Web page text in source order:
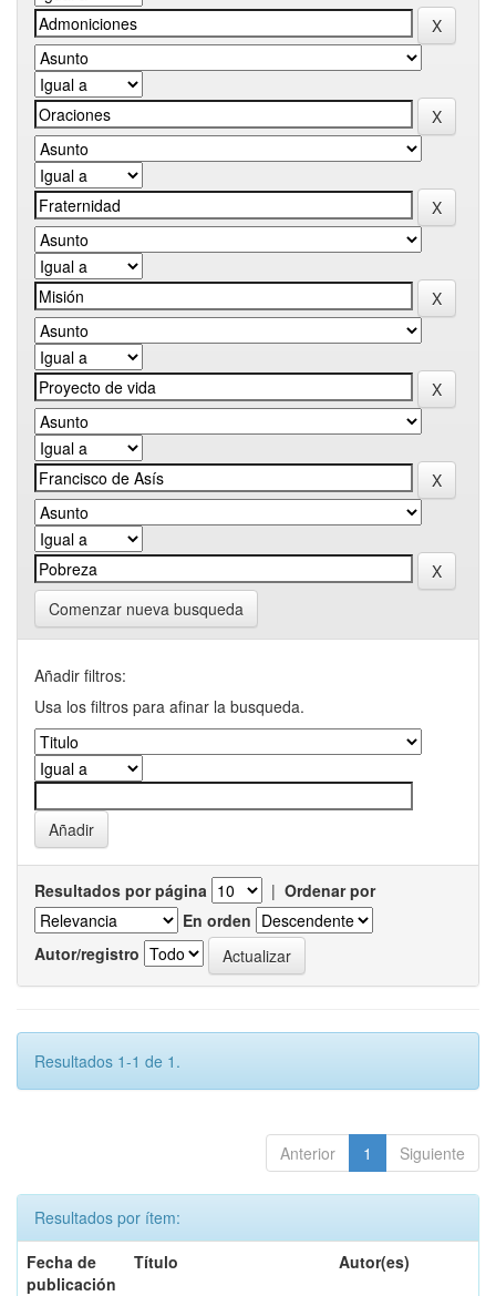
Comenzar nueva busqueda
Añadir filtros:
Usa los filtros para afinar la busqueda.
Resultados por página | Ordenar por
En orden
Autor/registro
Resultados 1-1 de 1.
Anterior 1 Siguiente
Resultados por ítem:
Fecha de
publicación
Título Autor(es)